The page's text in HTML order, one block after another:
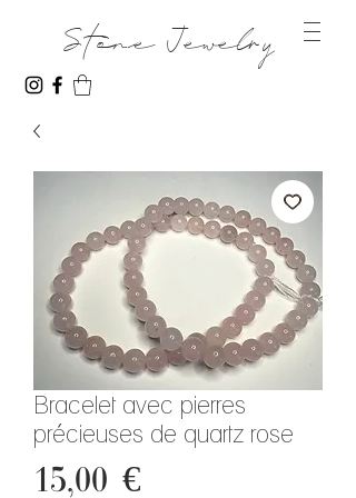
Stone Jewelry
Bracelet avec pierres
précieuses de quartz rose
15,00 €